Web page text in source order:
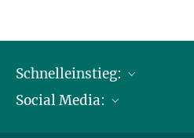
Schnelleinstieg:
Publikationen
Social Media: